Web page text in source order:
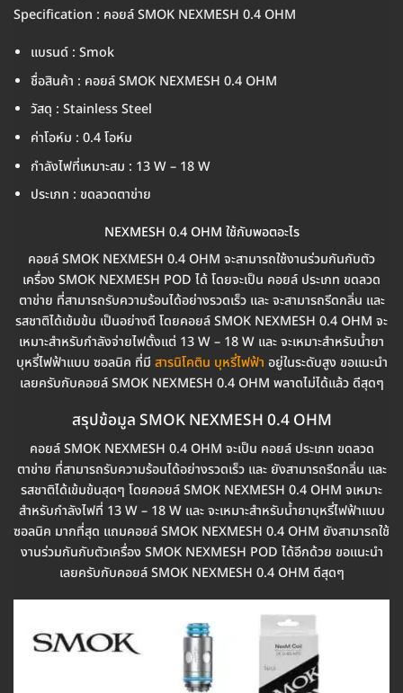
Specification : คอยล์ SMOK NEXMESH 0.4 OHM
แบรนด์ : Smok
ชื่อสินค้า : คอยล์ SMOK NEXMESH 0.4 OHM
วัสดุ : Stainless Steel
ค่าโอห์ม : 0.4 โอห์ม
กำลังไฟที่เหมาะสม : 13 W – 18 W
ประเภท : ขดลวดตาข่าย
NEXMESH 0.4 OHM ใช้กับพอตอะไร
คอยล์ SMOK NEXMESH 0.4 OHM จะสามารถใช้งานร่วมกันกับตัว
เครื่อง SMOK NEXMESH POD ได้ โดยจะเป็น คอยล์ ประเภท ขดลวด
ตาข่าย ที่สามารถรับความร้อนได้อย่างรวดเร็ว และ จะสามารถรีดกลิ่น และ
รสชาติได้เข้มข้น เป็นอย่างดี โดยคอยล์ SMOK NEXMESH 0.4 OHM จะ
เหมาะสำหรับกำลังจ่ายไฟตั้งแต่ 13 W – 18 W และ จะเหมาะสำหรับน้ำยา
บุหรี่ไฟฟ้าแบบ ซอลนิค ที่มี สารนิโคติน บุหรี่ไฟฟ้า อยู่ในระดับสูง ขอแนะนำ
เลยครับกับคอยล์ SMOK NEXMESH 0.4 OHM พลาดไม่ได้แล้ว ดีสุดๆ
สรุปข้อมูล SMOK NEXMESH 0.4 OHM
คอยล์ SMOK NEXMESH 0.4 OHM จะเป็น คอยล์ ประเภท ขดลวด
ตาข่าย ที่สามารถรับความร้อนได้อย่างรวดเร็ว และ ยังสามารถรีดกลิ่น และ
รสชาติได้เข้มข้นสุดๆ โดยคอยล์ SMOK NEXMESH 0.4 OHM จเหมาะ
สำหรับกำลังไฟที่ 13 W – 18 W และ จะเหมาะสำหรับน้ำยาบุหรี่ไฟฟ้าแบบ
ซอลนิค มากที่สุด แถมคอยล์ SMOK NEXMESH 0.4 OHM ยังสามารถใช้
งานร่วมกันกับตัวเครื่อง SMOK NEXMESH POD ได้อีกด้วย ขอแนะนำ
เลยครับกับคอยล์ SMOK NEXMESH 0.4 OHM ดีสุดๆ